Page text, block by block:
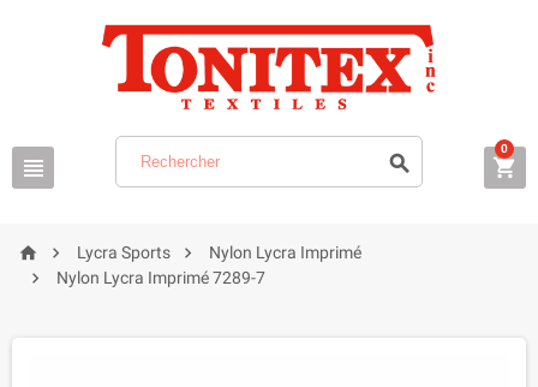
  
0
  Lycra Sports  Nylon Lycra Imprimé
 Nylon Lycra Imprimé 7289-7